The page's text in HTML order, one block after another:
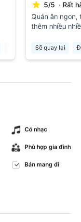
Vượt mong đợi
5/5 · Rất
Quán ăn ngon,
thêm nhiều
Sẽ quay lại
Có nhạc
Phù hợp gia đình
Bán mang đi